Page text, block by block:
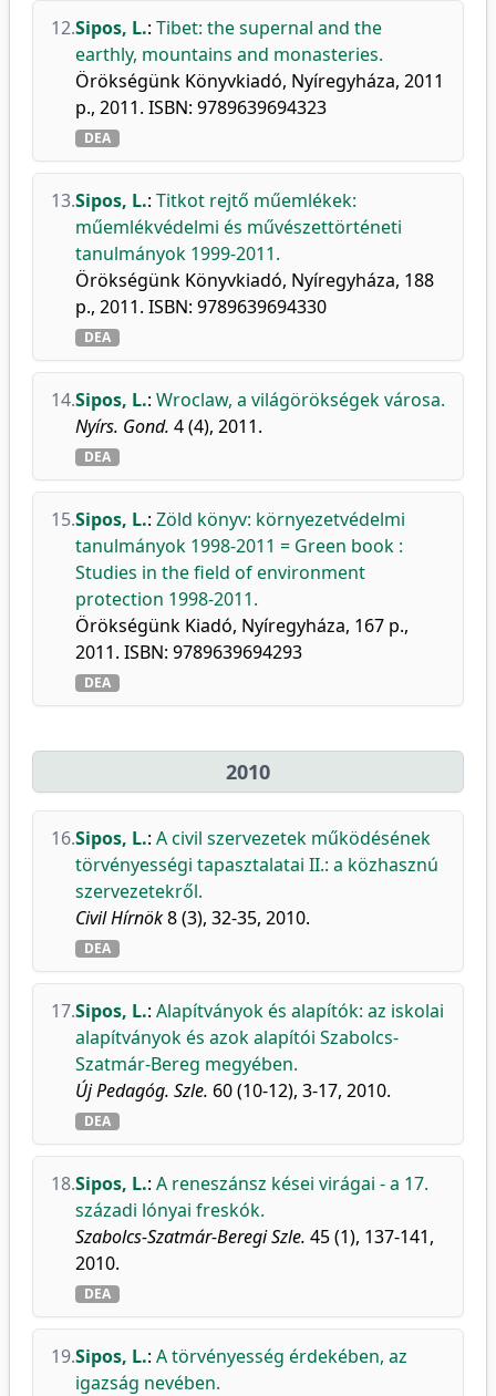
12.Sipos, L.: Tibet: the supernal and the
earthly, mountains and monasteries.
Örökségünk Könyvkiadó, Nyíregyháza, 2011
p., 2011. ISBN: 9789639694323
DEA
13.Sipos, L.: Titkot rejtő műemlékek:
műemlékvédelmi és művészettörténeti
tanulmányok 1999-2011.
Örökségünk Könyvkiadó, Nyíregyháza, 188
p., 2011. ISBN: 9789639694330
DEA
14.Sipos, L.: Wroclaw, a világörökségek városa.
Nyírs. Gond. 4 (4), 2011.
DEA
15.Sipos, L.: Zöld könyv: környezetvédelmi
tanulmányok 1998-2011 = Green book :
Studies in the field of environment
protection 1998-2011.
Örökségünk Kiadó, Nyíregyháza, 167 p.,
2011. ISBN: 9789639694293
DEA
2010
16.Sipos, L.: A civil szervezetek működésének
törvényességi tapasztalatai II.: a közhasznú
szervezetekről.
Civil Hírnök8 (3), 32-35, 2010.
DEA
17.Sipos, L.: Alapítványok és alapítók: az iskolai
alapítványok és azok alapítói Szabolcs-
Szatmár-Bereg megyében.
Új Pedagóg. Szle. 60 (10-12), 3-17, 2010.
DEA
18.Sipos, L.: A reneszánsz kései virágai - a 17.
századi lónyai freskók.
Szabolcs-Szatmár-Beregi Szle. 45 (1), 137-141,
2010.
DEA
19.Sipos, L.: A törvényesség érdekében, az
igazság nevében.